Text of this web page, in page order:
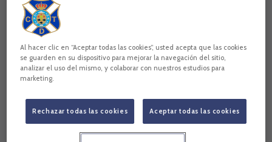
Al hacer clic en “Aceptar todas las cookies”, usted acepta que las cookies
se guarden en su dispositivo para mejorar la navegación del sitio,
analizar el uso del mismo, y colaborar con nuestros estudios para
marketing.
Rechazar todas las cookies Aceptar todas las cookies